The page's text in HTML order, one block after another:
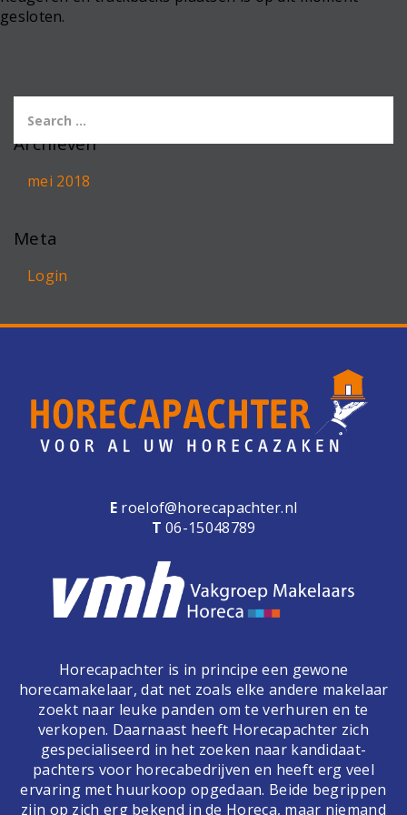
gesloten.
Archieven
mei 2018
Meta
Login
E roelof@horecapachter.nl
T 06-15048789
Horecapachter is in principe een gewone
horecamakelaar, dat net zoals elke andere makelaar
zoekt naar leuke panden om te verhuren en te
verkopen. Daarnaast heeft Horecapachter zich
gespecialiseerd in het zoeken naar kandidaat-
pachters voor horecabedrijven en heeft erg veel
ervaring met huurkoop opgedaan. Beide begrippen
zijn op zich erg bekend in de Horeca, maar niemand